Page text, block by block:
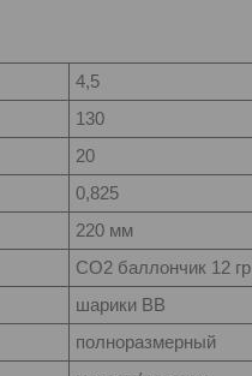
4,5
130
20
0,825
220 мм
СО2 баллончик 12 гр
шарики ВВ
полноразмерный